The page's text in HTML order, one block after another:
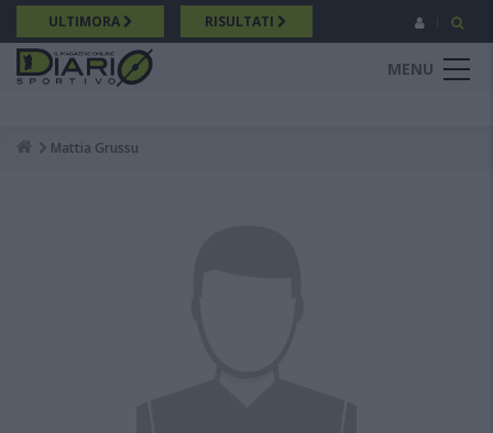
Salta
al
contenuto
principale
ULTIMORA RISULTATI
MENU
Breadcrumb
Mattia Grussu